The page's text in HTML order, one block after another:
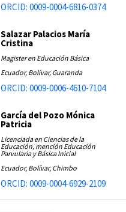
ORCID: 0009-0004-6816-0374
Salazar Palacios María
Cristina
Magister en Educación Básica
Ecuador, Bolívar, Guaranda
ORCID: 0009-0006-4610-7104
García del Pozo Mónica
Patricia
Licenciada en Ciencias de la
Educación, mención Educación
Parvularia y Básica Inicial
Ecuador, Bolívar, Chimbo
ORCID: 0009-0004-6929-2109